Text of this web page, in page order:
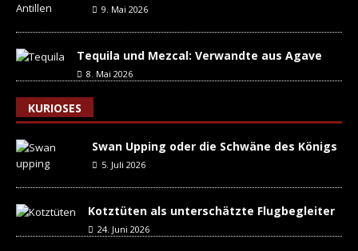
9. Mai 2026
Tequila und Mezcal: Verwandte aus Agave
8. Mai 2026
KURIOSES
Swan Upping oder die Schwäne des Königs
5. Juli 2026
Kotztüten als unterschätzte Flugbegleiter
24. Juni 2026